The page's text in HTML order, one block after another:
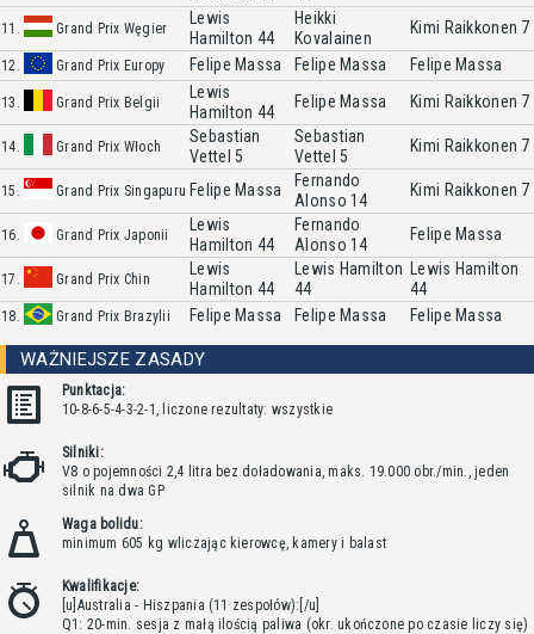
11. Grand Prix Węgier
Lewis
Hamilton 44
Heikki
Kovalainen
Kimi Raikkonen 7
12. Grand Prix Europy Felipe Massa Felipe Massa Felipe Massa
13. Grand Prix Belgii
Lewis
Hamilton 44
Felipe Massa Kimi Raikkonen 7
14. Grand Prix Włoch
Sebastian
Vettel5
Sebastian
Vettel5
Kimi Raikkonen 7
15. Grand Prix Singapuru Felipe Massa
Fernando
Alonso14
Kimi Raikkonen 7
16. Grand Prix Japonii
Lewis
Hamilton 44
Fernando
Alonso14
Felipe Massa
17. Grand Prix Chin
Lewis
Hamilton 44
Lewis Hamilton
44
Lewis Hamilton
44
18. Grand Prix Brazylii Felipe Massa Felipe Massa Felipe Massa
WAŻNIEJSZE ZASADY
Punktacja:
10-8-6-5-4-3-2-1, liczone rezultaty: wszystkie
Silniki:
V8 o pojemności 2,4 litra bez doładowania, maks. 19.000 obr./min., jeden
silnik na dwa GP
Waga bolidu:
minimum 605 kg wliczając kierowcę, kamery i balast
Kwalifikacje:
[u]Australia - Hiszpania (11 zespołów):[/u]
Q1: 20-min. sesja z małą ilością paliwa (okr. ukończone po czasie liczy się)